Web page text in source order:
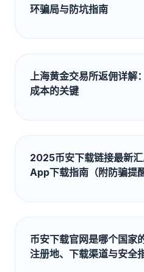
环骗局与防坑指南
上海黄金交易所返佣详解
成本的关键
2025币安下载链接最新
App下载指南（附防骗提醒
币安下载官网是哪个国家
注册地、下载渠道与安全